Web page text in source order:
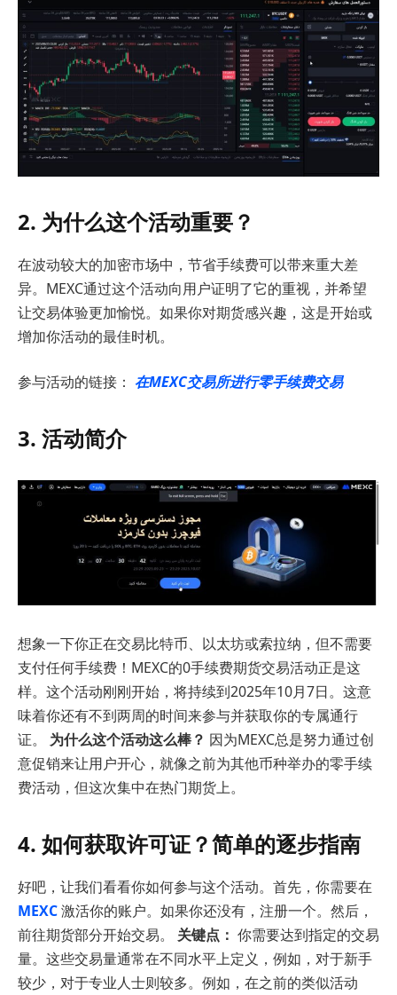
2. 为什么这个活动重要？
在波动较大的加密市场中，节省手续费可以带来重大差
异。MEXC通过这个活动向用户证明了它的重视，并希望
让交易体验更加愉悦。如果你对期货感兴趣，这是开始或
增加你活动的最佳时机。
参与活动的链接： 在MEXC交易所进行零手续费交易
3. 活动简介
想象一下你正在交易比特币、以太坊或索拉纳，但不需要
支付任何手续费！MEXC的0手续费期货交易活动正是这
样。这个活动刚刚开始，将持续到2025年10月7日。这意
味着你还有不到两周的时间来参与并获取你的专属通行
证。 为什么这个活动这么棒？ 因为MEXC总是努力通过创
意促销来让用户开心，就像之前为其他币种举办的零手续
费活动，但这次集中在热门期货上。
4. 如何获取许可证？简单的逐步指南
好吧，让我们看看你如何参与这个活动。首先，你需要在
MEXC激活你的账户。如果你还没有，注册一个。然后，
前往期货部分开始交易。 关键点： 你需要达到指定的交易
量。这些交易量通常在不同水平上定义，例如，对于新手
较少，对于专业人士则较多。例如，在之前的类似活动